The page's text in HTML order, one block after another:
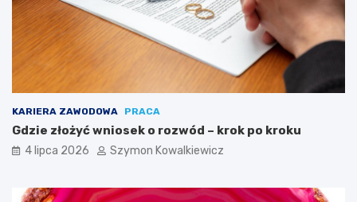
KARIERA ZAWODOWA PRACA
Gdzie złożyć wniosek o rozwód – krok po kroku
4 lipca 2026 Szymon Kowalkiewicz